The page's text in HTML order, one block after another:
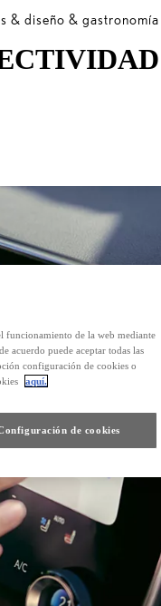
& diseño & gastronomía
funcionamiento de la web mediante
acuerdo puede aceptar todas las
configuración de cookies o
aquí.
de cookies